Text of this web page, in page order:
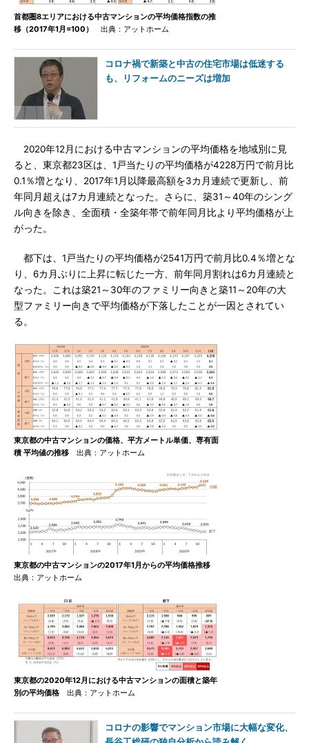
首都圏8エリアにおける中古マンションの平均価格指数の推
移（2017年1月=100）
出典：アットホーム
コロナ禍で新築と中古の住宅市場は低迷する
も、リフォームのニーズは増加
2020年12月における中古マンションの平均価格を地域別に見
ると、東京都23区は、1戸当たりの平均価格が4228万円で前月比
0.1％増となり、2017年1月以降最高額を3カ月連続で更新し、前
年同月超えは7カ月連続となった。さらに、築31～40年のシング
ル向きを除き、全面積・全築年帯で前年同月比より平均価格が上
がった。
都下は、1戸当たりの平均価格が2541万円で前月比0.4％増とな
り、6カ月ぶりに上昇に転じた一方、前年同月割れは6カ月連続と
なった。これは築21～30年のファミリー向きと築11～20年の大
型ファミリー向きで平均価格が下落したことが一因とされてい
る。
東京都の中古マンションの価格、平方メートル単価、専有面
積 平均値の推移 出典：アットホーム
東京都の中古マンションの2017年1月からの平均価格推移
出典：アットホーム
東京都の2020年12月における中古マンションの面積と築年
別の平均価格 出典：アットホーム
コロナの影響でマンション市場に大幅な変化、